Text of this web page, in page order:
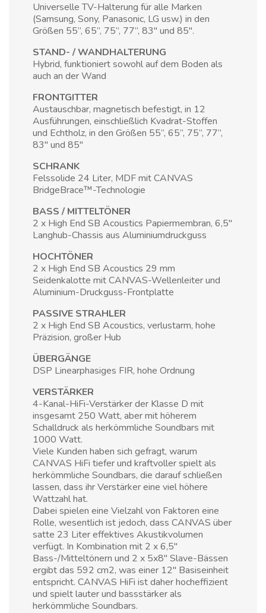
Universelle TV-Halterung für alle Marken
(Samsung, Sony, Panasonic, LG usw.) in den
Größen 55”, 65”, 75”, 77”, 83" und 85".
STAND- / WANDHALTERUNG
Hybrid, funktioniert sowohl auf dem Boden als
auch an der Wand
FRONTGITTER
Austauschbar, magnetisch befestigt, in 12
Ausführungen, einschließlich Kvadrat-Stoffen
und Echtholz, in den Größen 55”, 65”, 75”, 77”,
83" und 85"
SCHRANK
Felssolide 24 Liter, MDF mit CANVAS
BridgeBrace™-Technologie
BASS / MITTELTÖNER
2 x High End SB Acoustics Papiermembran, 6,5"
Langhub-Chassis aus Aluminiumdruckguss
HOCHTÖNER
2 x High End SB Acoustics 29 mm
Seidenkalotte mit CANVAS-Wellenleiter und
Aluminium-Druckguss-Frontplatte
PASSIVE STRAHLER
2 x High End SB Acoustics, verlustarm, hohe
Präzision, großer Hub
ÜBERGÄNGE
DSP Linearphasiges FIR, hohe Ordnung
VERSTÄRKER
4-Kanal-HiFi-Verstärker der Klasse D mit
insgesamt 250 Watt, aber mit höherem
Schalldruck als herkömmliche Soundbars mit
1000 Watt.
Viele Kunden haben sich gefragt, warum
CANVAS HiFi tiefer und kraftvoller spielt als
herkömmliche Soundbars, die darauf schließen
lassen, dass ihr Verstärker eine viel höhere
Wattzahl hat.
Dabei spielen eine Vielzahl von Faktoren eine
Rolle, wesentlich ist jedoch, dass CANVAS über
satte 23 Liter effektives Akustikvolumen
verfügt. In Kombination mit 2 x 6,5"
Bass-/Mitteltönern und 2 x 5x8" Slave-Bässen
ergibt das 592 cm2, was einer 12" Basiseinheit
entspricht. CANVAS HiFi ist daher hocheffizient
und spielt lauter und bassstärker als
herkömmliche Soundbars.